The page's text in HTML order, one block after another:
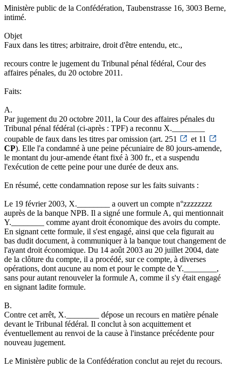
Ministère public de la Confédération, Taubenstrasse 16, 3003 Berne,
intimé.
Objet
Faux dans les titres; arbitraire, droit d'être entendu, etc.,
recours contre le jugement du Tribunal pénal fédéral, Cour des
affaires pénales, du 20 octobre 2011.
Faits:
A.
Par jugement du 20 octobre 2011, la Cour des affaires pénales du
Tribunal pénal fédéral (ci-après : TPF) a reconnu X.________
coupable de faux dans les titres par omission (art. 251
et 11
CP). Elle l'a condamné à une peine pécuniaire de 80 jours-amende,
le montant du jour-amende étant fixé à 300 fr., et a suspendu
l'exécution de cette peine pour une durée de deux ans.
En résumé, cette condamnation repose sur les faits suivants :
Le 19 février 2003, X.________ a ouvert un compte n°zzzzzzzz
auprès de la banque NPB. Il a signé une formule A, qui mentionnait
Y.________ comme ayant droit économique des avoirs du compte.
En signant cette formule, il s'est engagé, ainsi que cela figurait au
bas dudit document, à communiquer à la banque tout changement de
l'ayant droit économique. Du 14 août 2003 au 20 juillet 2004, date
de la clôture du compte, il a procédé, sur ce compte, à diverses
opérations, dont aucune au nom et pour le compte de Y.________,
sans pour autant renouveler la formule A, comme il s'y était engagé
en signant ladite formule.
B.
Contre cet arrêt, X.________ dépose un recours en matière pénale
devant le Tribunal fédéral. Il conclut à son acquittement et
éventuellement au renvoi de la cause à l'instance précédente pour
nouveau jugement.
Le Ministère public de la Confédération conclut au rejet du recours.